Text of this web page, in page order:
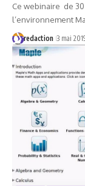
Ce webinaire de
l’environnement
redaction 3 mai